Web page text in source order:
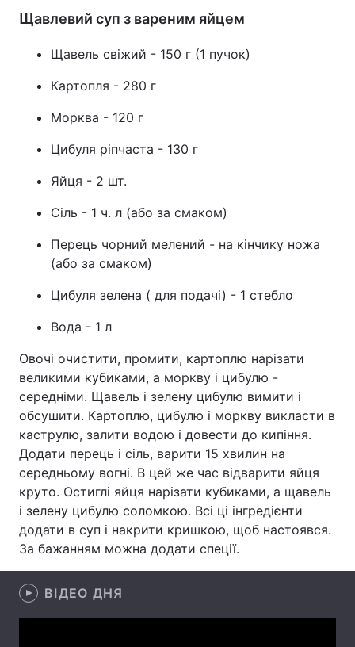
Лонгріди
Відео з Youtube Статті
Інтерв'ю
Архів Вакансії
Контакти
Послуги
Тема оформлення
Щавлевий суп з вареним яйцем
Щавель свіжий - 150 г (1 пучок)
Картопля - 280 г
Морква - 120 г
Цибуля ріпчаста - 130 г
Яйця - 2 шт.
Сіль - 1 ч. л (або за смаком)
Перець чорний мелений - на кінчику ножа
(або за смаком)
Цибуля зелена ( для подачі) - 1 стебло
Вода - 1 л
Овочі очистити, промити, картоплю нарізати
великими кубиками, а моркву і цибулю -
середніми. Щавель і зелену цибулю вимити і
обсушити. Картоплю, цибулю і моркву викласти в
каструлю, залити водою і довести до кипіння.
Додати перець і сіль, варити 15 хвилин на
середньому вогні. В цей же час відварити яйця
круто. Остиглі яйця нарізати кубиками, а щавель
і зелену цибулю соломкою. Всі ці інгредієнти
додати в суп і накрити кришкою, щоб настоявся.
За бажанням можна додати спеції.
ВІДЕО ДНЯ